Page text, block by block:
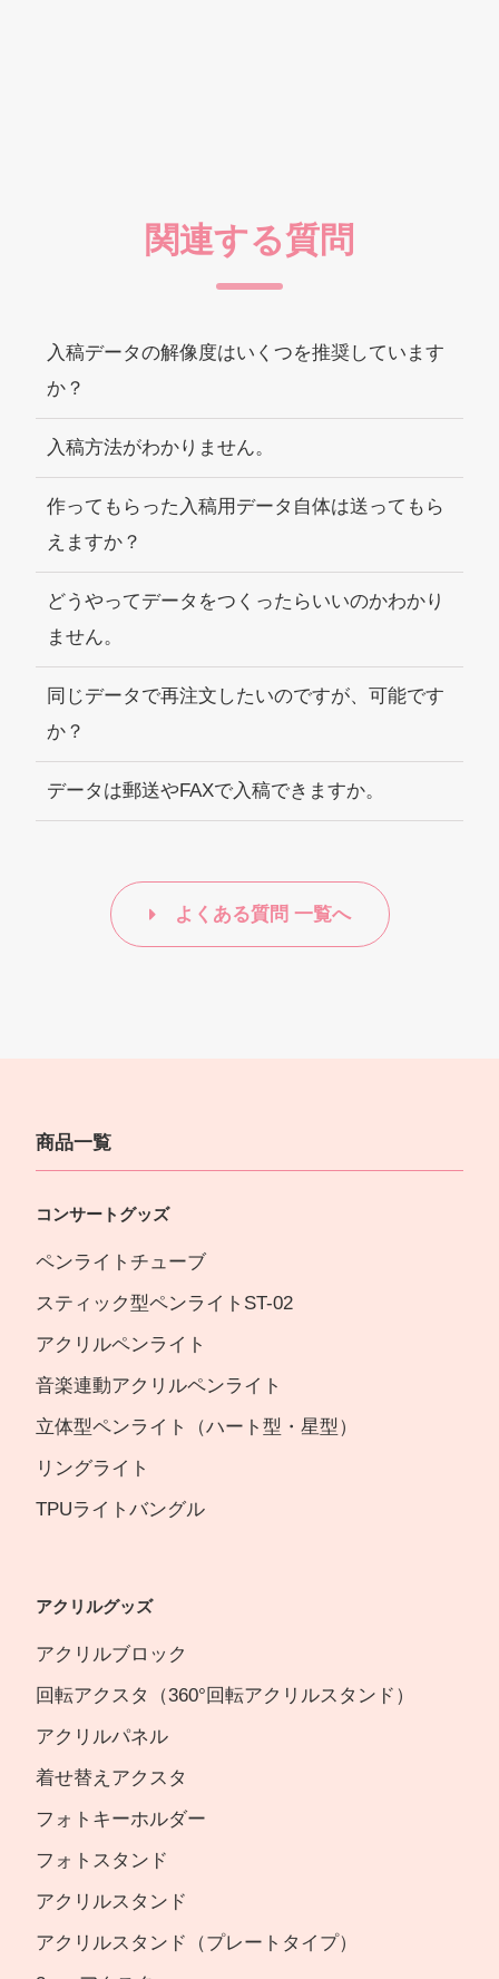
関連する質問
入稿データの解像度はいくつを推奨しています
か？
入稿方法がわかりません。
作ってもらった入稿用データ自体は送ってもら
えますか？
どうやってデータをつくったらいいのかわかり
ません。
同じデータで再注文したいのですが、可能です
か？
データは郵送やFAXで入稿できますか。
よくある質問 一覧へ
商品一覧
コンサートグッズ
ペンライトチューブ
スティック型ペンライトST-02
アクリルペンライト
音楽連動アクリルペンライト
立体型ペンライト（ハート型・星型）
リングライト
TPUライトバングル
アクリルグッズ
アクリルブロック
回転アクスタ（360°回転アクリルスタンド）
アクリルパネル
着せ替えアクスタ
フォトキーホルダー
フォトスタンド
アクリルスタンド
アクリルスタンド（プレートタイプ）